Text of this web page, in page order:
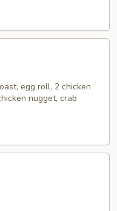
egg roll, 2 chicken
nugget, crab